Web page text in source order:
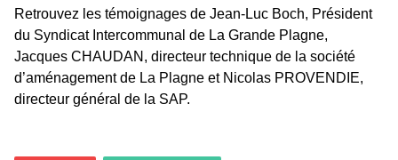
Retrouvez les témoignages de Jean-Luc Boch, Président
du Syndicat Intercommunal de La Grande Plagne,
Jacques CHAUDAN, directeur technique de la société
d’aménagement de La Plagne et Nicolas PROVENDIE,
directeur général de la SAP.